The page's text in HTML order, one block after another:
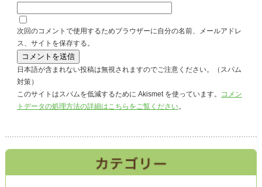
次回のコメントで使用するためブラウザーに自分の名前、メールアドレ
ス、サイトを保存する。
日本語が含まれない投稿は無視されますのでご注意ください。（スパム
対策）
このサイトはスパムを低減するために Akismet を使っています。 コメン
トデータの処理方法の詳細はこちらをご覧ください。